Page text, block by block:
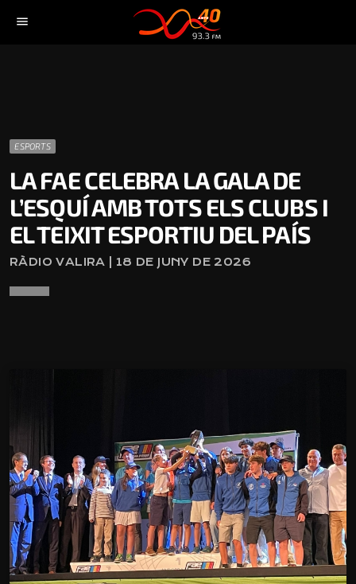
menu
ESPORTS
LA FAE CELEBRA LA GALA DE
L’ESQUÍ AMB TOTS ELS CLUBS I
EL TEIXIT ESPORTIU DEL PAÍS
RÀDIO VALIRA | 18 DE JUNY DE 2026